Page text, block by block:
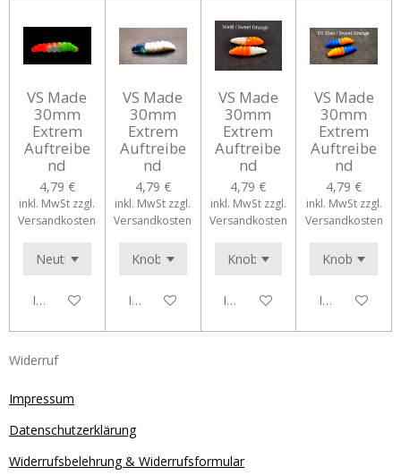
VS Made
30mm
Extrem
Auftreibe
nd
4,79 €
inkl. MwSt zzgl.
Versandkosten
In den Warenkorb
VS Made
30mm
Extrem
Auftreibe
nd
4,79 €
inkl. MwSt zzgl.
Versandkosten
In den Warenkorb
VS Made
30mm
Extrem
Auftreibe
nd
4,79 €
inkl. MwSt zzgl.
Versandkosten
In den Warenkorb
VS Made
30mm
Extrem
Auftreibe
nd
4,79 €
inkl. MwSt zzgl.
Versandkosten
In den
Widerruf
Impressum
Datenschutzerklärung
Widerrufsbelehrung & Widerrufsformular